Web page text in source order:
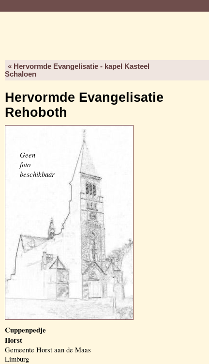
« Hervormde Evangelisatie - kapel Kasteel
Schaloen
Hervormde Evangelisatie
Rehoboth
Geen
foto
beschikbaar
Cuppenpedje
Horst
Gemeente Horst aan de Maas
Limburg